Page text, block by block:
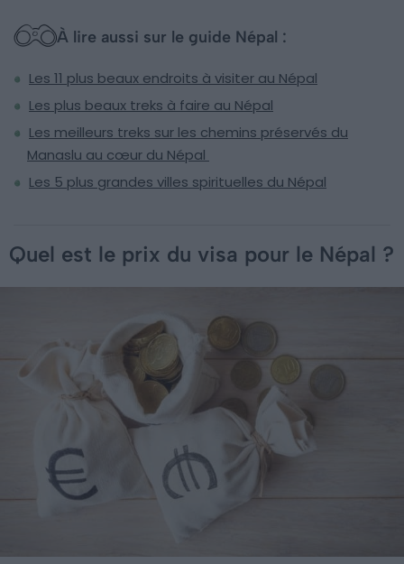
À lire aussi sur le guide Népal :
Les 11 plus beaux endroits à visiter au Népal
Les plus beaux treks à faire au Népal
Les meilleurs treks sur les chemins préservés du
Manaslu au cœur du Népal
Les 5 plus grandes villes spirituelles du Népal
Quel est le prix du visa pour le Népal ?